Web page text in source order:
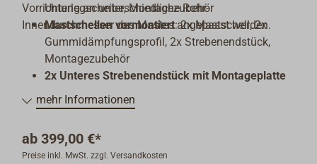
Vorrichtung an unterschiedliche Rohr-
Innendurchmesser des Mastes angepasst werden.
Unterlegscheibe, Montagezubehör
Mastschellen vormontiert: 2x Mastschell, 2x
Gummidämpfungsprofil, 2x Strebenendstück,
Montagezubehör
2x Unteres Strebenendstück mit Montageplatte
Gummiadapterhülse für Mastfuß
mehr Informationen
ab 399,00 €*
Preise inkl. MwSt. zzgl. Versandkosten